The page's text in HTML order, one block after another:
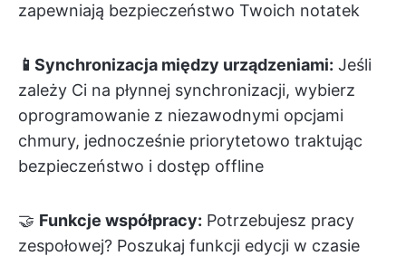
zapewniają bezpieczeństwo Twoich notatek
📱Synchronizacja między urządzeniami: Jeśli
zależy Ci na płynnej synchronizacji, wybierz
oprogramowanie z niezawodnymi opcjami
chmury, jednocześnie priorytetowo traktując
bezpieczeństwo i dostęp offline
🤝 Funkcje współpracy: Potrzebujesz pracy
zespołowej? Poszukaj funkcji edycji w czasie